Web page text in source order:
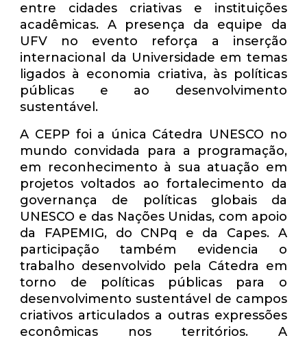
entre cidades criativas e instituições
acadêmicas. A presença da equipe da
UFV no evento reforça a inserção
internacional da Universidade em temas
ligados à economia criativa, às políticas
públicas e ao desenvolvimento
sustentável.
A CEPP foi a única Cátedra UNESCO no
mundo convidada para a programação,
em reconhecimento à sua atuação em
projetos voltados ao fortalecimento da
governança de políticas globais da
UNESCO e das Nações Unidas, com apoio
da FAPEMIG, do CNPq e da Capes. A
participação também evidencia o
trabalho desenvolvido pela Cátedra em
torno de políticas públicas para o
desenvolvimento sustentável de campos
criativos articulados a outras expressões
econômicas nos territórios. A